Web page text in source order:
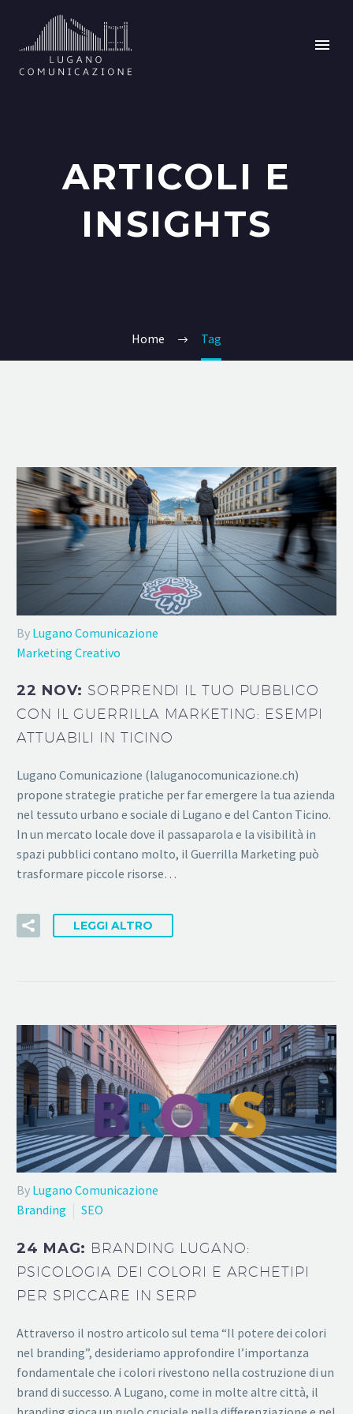
ARTICOLI E
INSIGHTS
Home Tag
By Lugano Comunicazione
Marketing Creativo
22 NOV: SORPRENDI IL TUO PUBBLICO
CON IL GUERRILLA MARKETING: ESEMPI
ATTUABILI IN TICINO
Lugano Comunicazione (laluganocomunicazione.ch)
propone strategie pratiche per far emergere la tua azienda
nel tessuto urbano e sociale di Lugano e del Canton Ticino.
In un mercato locale dove il passaparola e la visibilità in
spazi pubblici contano molto, il Guerrilla Marketing può
trasformare piccole risorse…
LEGGI ALTRO
By Lugano Comunicazione
Branding
SEO
24 MAG: BRANDING LUGANO:
PSICOLOGIA DEI COLORI E ARCHETIPI
PER SPICCARE IN SERP
Attraverso il nostro articolo sul tema “Il potere dei colori
nel branding”, desideriamo approfondire l’importanza
fondamentale che i colori rivestono nella costruzione di un
brand di successo. A Lugano, come in molte altre città, il